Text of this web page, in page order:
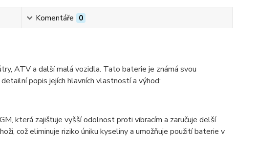
Komentáře 0
ATV a další malá vozidla. Tato baterie je známá svou
popis jejích hlavních vlastností a výhod:
která zajišťuje vyšší odolnost proti vibracím a zaručuje delší
což eliminuje riziko úniku kyseliny a umožňuje použití baterie v